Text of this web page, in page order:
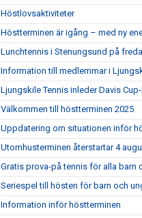
Höstlovsaktiviteter
Höstterminen är igång – med ny
Lunchtennis i Stenungsund på
Information till medlemmar i
Ljungskile Tennis inleder Davis
Välkommen till höstterminen 2025
Uppdatering om situationen inför
Utomhusterminen återstartar 4
Gratis prova-på tennis för alla barn
Seriespel till hösten för barn och
Information inför höstterminen